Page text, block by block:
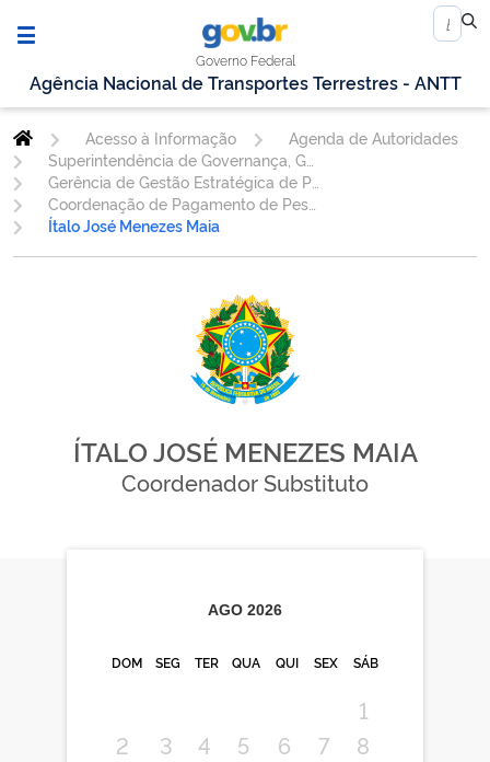
Governo Federal
Agência Nacional de Transportes Terrestres - ANTT
Acesso à Informação
Agenda de Autoridades
Superintendência de Governança, Gestão Estratégica e de Pessoal
Gerência de Gestão Estratégica de Pessoas - GESPE
Coordenação de Pagamento de Pessoas - COPAG
Ítalo José Menezes Maia
ÍTALO JOSÉ MENEZES MAIA
Coordenador Substituto
AGO 2026
DOM SEG TER QUA QUI SEX SÁB
1
2
3 4 5 6 7
8